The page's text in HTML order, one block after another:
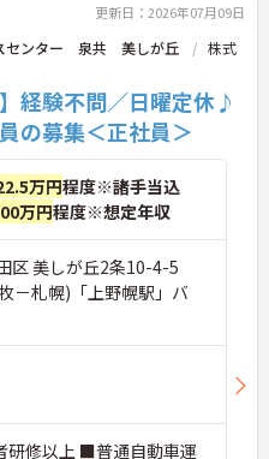
更新日：2026年07月09日
センター 泉共 美しが丘
株式
経験不問／日曜定休♪
の募集＜正社員＞
万円程度※諸手当込
万円程度※想定年収
区 美しが丘2条10-4-5
－札幌)「上野幌駅」バ
修以上 ■普通自動車運